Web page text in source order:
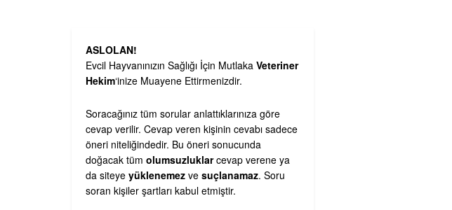
ASLOLAN!
Evcil Hayvanınızın Sağlığı İçin Mutlaka Veteriner
Hekim‘inize Muayene Ettirmenizdir.
Soracağınız tüm sorular anlattıklarınıza göre
cevap verilir. Cevap veren kişinin cevabı sadece
öneri niteliğindedir. Bu öneri sonucunda
doğacak tüm olumsuzluklarcevap verene ya
da siteye yüklenemez ve suçlanamaz. Soru
soran kişiler şartları kabul etmiştir.